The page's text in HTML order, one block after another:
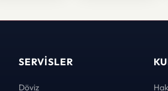
SERVISLER
Döviz